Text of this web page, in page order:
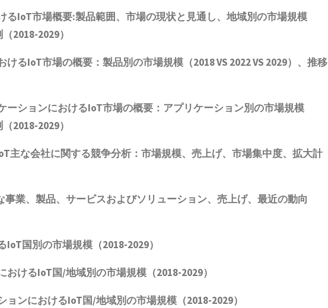
るIoT市場概要:製品範囲、市場の現状と見通し、地域別の市場規模
2018-2029）
るIoT市場の概要：製品別の市場規模（2018 VS 2022 VS 2029）、推移
ーションにおけるIoT市場の概要：アプリケーション別の市場規模
2018-2029）
な会社に関する競争分析：市場規模、売上げ、市場集中度、拡大計
業、製品、サービスおよびソリューション、売上げ、最近の動向
国別の市場規模（2018-2029）
けるIoT国/地域別の市場規模（2018-2029）
ンにおけるIoT国/地域別の市場規模（2018-2029）